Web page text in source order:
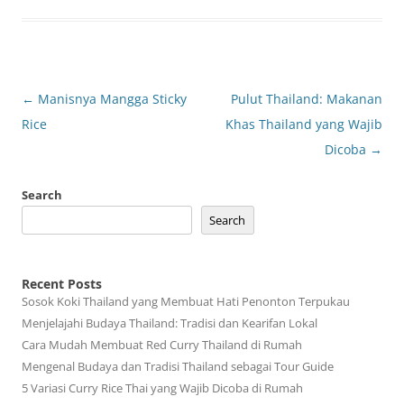
Post
navigation
← Manisnya Mangga Sticky
Rice
Pulut Thailand: Makanan
Khas Thailand yang Wajib
Dicoba →
Search
Search
Recent Posts
Sosok Koki Thailand yang Membuat Hati Penonton Terpukau
Menjelajahi Budaya Thailand: Tradisi dan Kearifan Lokal
Cara Mudah Membuat Red Curry Thailand di Rumah
Mengenal Budaya dan Tradisi Thailand sebagai Tour Guide
5 Variasi Curry Rice Thai yang Wajib Dicoba di Rumah